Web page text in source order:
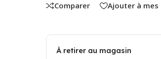
Comparer Ajouter à
À retirer au magasin